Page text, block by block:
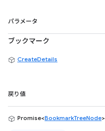
パラメータ
ブックマーク
CreateDetails
戻り値
Promise<BookmarkTreeNode>